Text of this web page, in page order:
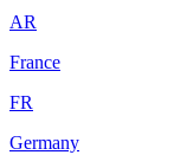
AR
France
FR
Germany